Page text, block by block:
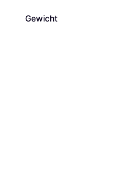
Gewicht